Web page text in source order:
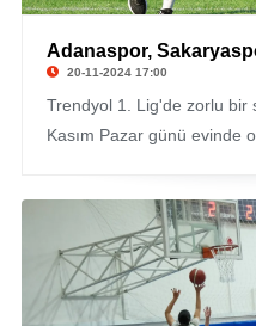
Adanaspor,
20-11-2024 17:00
Trendyol 1. Lig'de zorlu bir
Kasım Pazar günü evinde